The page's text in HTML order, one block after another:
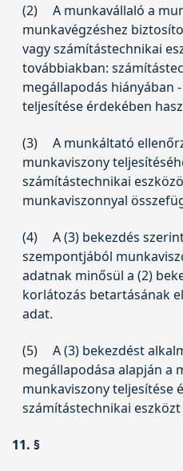
(2)
A munkavállaló a
munkavégzéshez
vagy számítástechnikai
továbbiakban:
megállapodás hiányában
teljesítése érdekében
(3)
A munkáltató
munkaviszony
számítástechnikai
munkaviszonnyal
(4)
A (3) bekezdés
szempontjából
adatnak minősül a (2)
korlátozás betartásának
adat.
(5)
A (3) bekezdést
megállapodása alapján a
munkaviszony teljesítése
számítástechnikai eszközt
11. §